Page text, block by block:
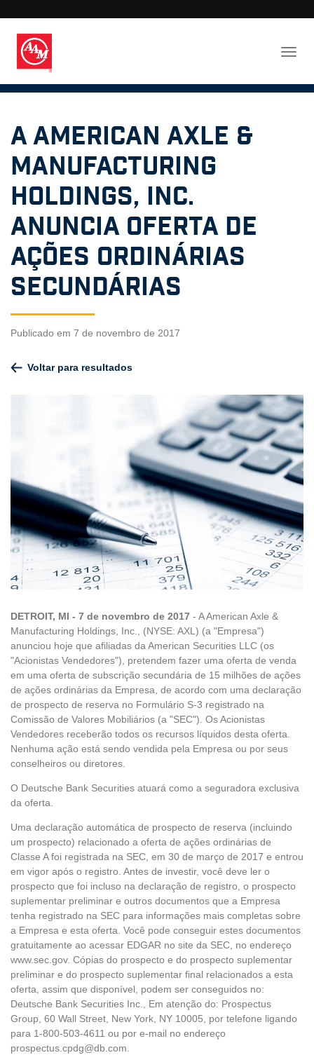
A American Axle &
Manufacturing
Holdings, Inc.
anuncia oferta de
ações ordinárias
secundárias
Publicado em 7 de novembro de 2017
Voltar para resultados
DETROIT, MI - 7 de novembro de 2017 - A American Axle &
Manufacturing Holdings, Inc., (NYSE: AXL) (a "Empresa")
anunciou hoje que afiliadas da American Securities LLC (os
"Acionistas Vendedores"), pretendem fazer uma oferta de venda
em uma oferta de subscrição secundária de 15 milhões de ações
de ações ordinárias da Empresa, de acordo com uma declaração
de prospecto de reserva no Formulário S-3 registrado na
Comissão de Valores Mobiliários (a "SEC"). Os Acionistas
Vendedores receberão todos os recursos líquidos desta oferta.
Nenhuma ação está sendo vendida pela Empresa ou por seus
conselheiros ou diretores.
O Deutsche Bank Securities atuará como a seguradora exclusiva
da oferta.
Uma declaração automática de prospecto de reserva (incluindo
um prospecto) relacionado a oferta de ações ordinárias de
Classe A foi registrada na SEC, em 30 de março de 2017 e entrou
em vigor após o registro. Antes de investir, você deve ler o
prospecto que foi incluso na declaração de registro, o prospecto
suplementar preliminar e outros documentos que a Empresa
tenha registrado na SEC para informações mais completas sobre
a Empresa e esta oferta. Você pode conseguir estes documentos
gratuitamente ao acessar EDGAR no site da SEC, no endereço
www.sec.gov. Cópias do prospecto e do prospecto suplementar
preliminar e do prospecto suplementar final relacionados a esta
oferta, assim que disponível, podem ser conseguidos no:
Deutsche Bank Securities Inc., Em atenção do: Prospectus
Group, 60 Wall Street, New York, NY 10005, por telefone ligando
para 1-800-503-4611 ou por e-mail no endereço
prospectus.cpdg@db.com.